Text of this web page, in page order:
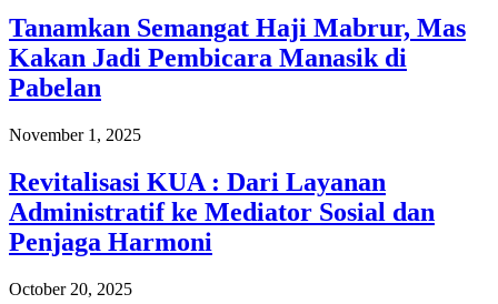
Tanamkan Semangat Haji Mabrur, Mas
Kakan Jadi Pembicara Manasik di
Pabelan
November 1, 2025
Revitalisasi KUA : Dari Layanan
Administratif ke Mediator Sosial dan
Penjaga Harmoni
October 20, 2025